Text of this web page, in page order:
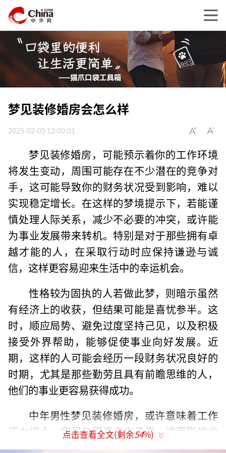
梦见装修婚房会怎么样
2025-02-05 12:00:01
梦见装修婚房，可能预示着你的工作环境
将发生变动，周围可能存在不少潜在的竞争对
手，这可能导致你的财务状况受到影响，难以
实现稳定增长。在这样的梦境提示下，若能谨
慎处理人际关系，减少不必要的冲突，或许能
为事业发展带来转机。特别是对于那些拥有卓
越才能的人，在采取行动时应保持谦逊与诚
信，这样更容易迎来生活中的幸运机会。
性格较为固执的人若做此梦，则暗示虽然
有经济上的收获，但结果可能是喜忧参半。这
时，顺应局势、避免过度坚持己见，以及积极
接受外界帮助，能够促使事业向好发展。近
期，这样的人可能会经历一段财务状况良好的
时期，尤其是那些勤劳且具有前瞻思维的人，
他们的事业更容易获得成功。
中年男性梦见装修婚房，或许意味着工作
压力增大，容易与同事产生矛盾，进而影响收
入的提升，这是较为不利的信号。
点击查看全文(剩余54%)